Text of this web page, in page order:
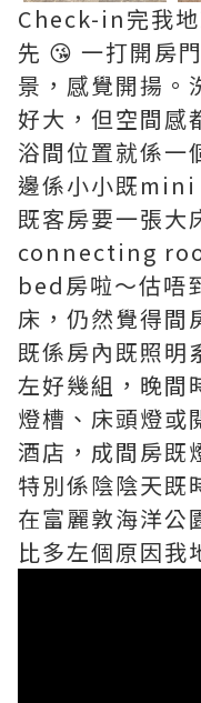
Check-in完我
先 😘 一打開房
景，感覺開揚。
好大，但空間感
浴間位置就係一
邊係小小既mini
既客房要一張大
connecting
bed房啦～估唔
床，仍然覺得間
既係房內既照明
左好幾組，晚間
燈槽、床頭燈或
酒店，成間房既
特別係陰陰天既
在富麗敦海洋公
比多左個原因